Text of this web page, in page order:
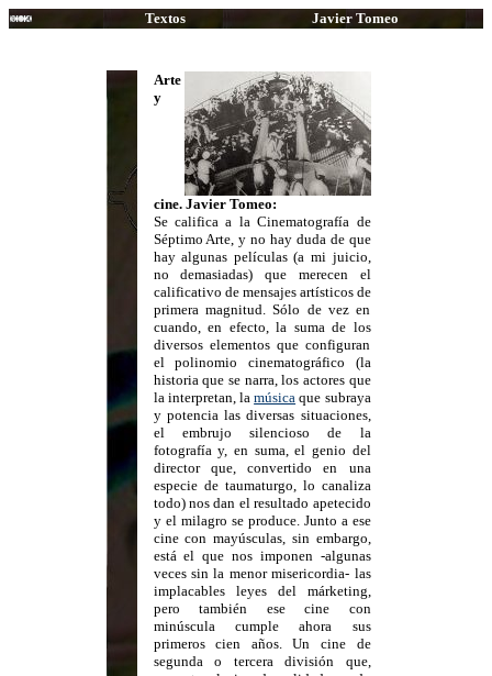
Textos Javier Tomeo
Arte
y
cine. Javier Tomeo:
Se califica a la Cinematografía de
Séptimo Arte, y no hay duda de que
hay algunas películas (a mi juicio,
no demasiadas) que merecen el
calificativo de mensajes artísticos de
primera magnitud. Sólo de vez en
cuando, en efecto, la suma de los
diversos elementos que configuran
el polinomio cinematográfico (la
historia que se narra, los actores que
la interpretan, lamúsica que subraya
y potencia las diversas situaciones,
el embrujo silencioso de la
fotografía y, en suma, el genio del
director que, convertido en una
especie de taumaturgo, lo canaliza
todo) nos dan el resultado apetecido
y el milagro se produce. Junto a ese
cine con mayúsculas, sin embargo,
está el que nos imponen -algunas
veces sin la menor misericordia- las
implacables leyes del márketing,
pero también ese cine con
minúscula cumple ahora sus
primeros cien años. Un cine de
segunda o tercera división que,